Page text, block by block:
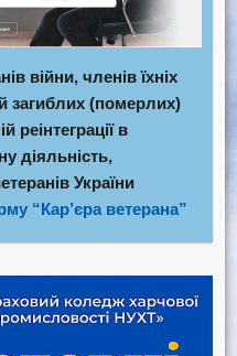
війни, членів їхніх
загиблих (померлих)
реінтеграції в
діяльність,
України
“Кар’єра ветерана”